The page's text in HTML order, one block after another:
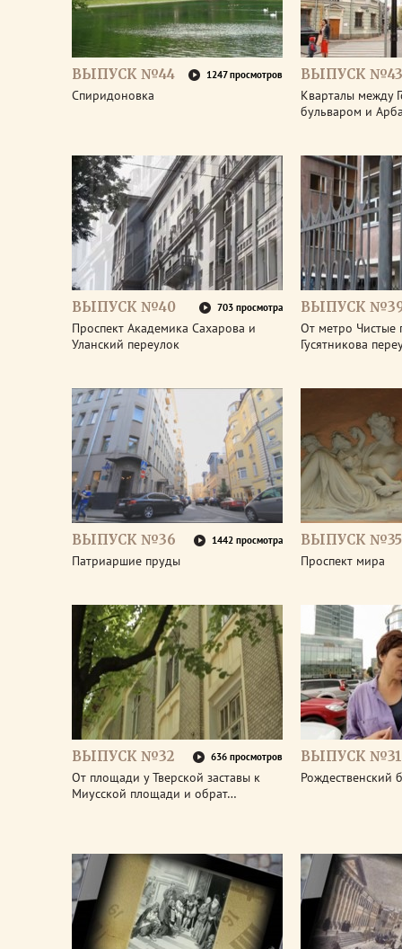
ВЫПУСК №44 1247 просмотров
Спиридоновка
ВЫПУСК №43
Кварталы между
бульваром и
ВЫПУСК №40 703 просмотра
Проспект Академика Сахарова и
Уланский переулок
ВЫПУСК
От метро Чистые
Гусятникова
ВЫПУСК №36 1442 просмотра
Патриаршие пруды
ВЫПУСК №35
Проспект мира
ВЫПУСК №32 636 просмотров
От площади у Тверской заставы к
Миусской площади и обрат…
ВЫПУСК №31
Рождественский